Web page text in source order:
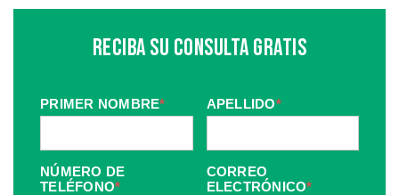
Reciba Su Consulta Gratis
PRIMER NOMBRE* APELLIDO*
NÚMERO DE
TELÉFONO*
CORREO
ELECTRÓNICO*